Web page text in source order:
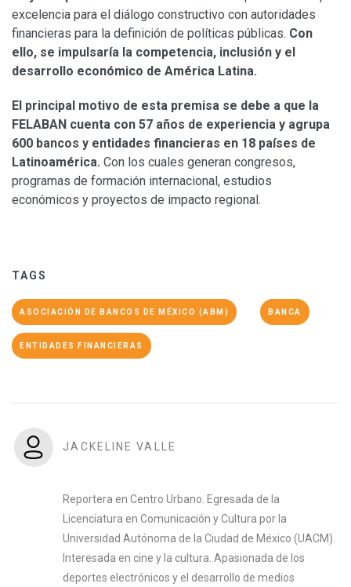
excelencia para el diálogo constructivo con autoridades
financieras para la definición de políticas públicas. Con
ello, se impulsaría la competencia, inclusión y el
desarrollo económico de América Latina.
El principal motivo de esta premisa se debe a que la
FELABAN cuenta con 57 años de experiencia y agrupa
600 bancos y entidades financieras en 18 países de
Latinoamérica. Con los cuales generan congresos,
programas de formación internacional, estudios
económicos y proyectos de impacto regional.
TAGS
ASOCIACIÓN DE BANCOS DE MÉXICO (ABM) BANCA
ENTIDADES FINANCIERAS
JACKELINE VALLE
Reportera en Centro Urbano. Egresada de la
Licenciatura en Comunicación y Cultura por la
Universidad Autónoma de la Ciudad de México (UACM).
Interesada en cine y la cultura. Apasionada de los
deportes electrónicos y el desarrollo de medios